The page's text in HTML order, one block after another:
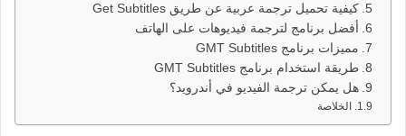
كيفية تحميل ترجمة عربية عن طريق Get Subtitles
أفضل برنامج لترجمة فيديوهات على الهاتف
مميزات برنامج GMT Subtitles
طريقة استخدام برنامج GMT Subtitles
هل يمكن ترجمة الفيديو في أندرويد؟
الخلاصة